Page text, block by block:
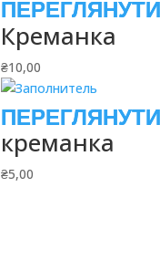
Креманка
₴10,00
креманка
₴5,00